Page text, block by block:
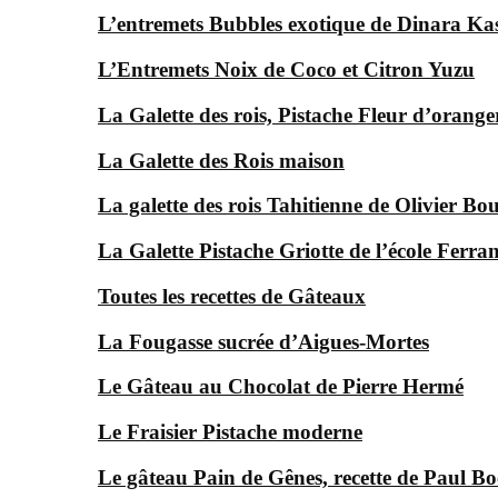
L’entremets Bubbles exotique de Dinara
L’Entremets Noix de Coco et Citron Yuzu
La Galette des rois, Pistache Fleur
La Galette des Rois maison
La galette des rois Tahitienne de Olivier
La Galette Pistache Griotte de l’école
Toutes les recettes de Gâteaux
La Fougasse sucrée d’Aigues-Mortes
Le Gâteau au Chocolat de Pierre Hermé
Le Fraisier Pistache moderne
Le gâteau Pain de Gênes, recette de Paul